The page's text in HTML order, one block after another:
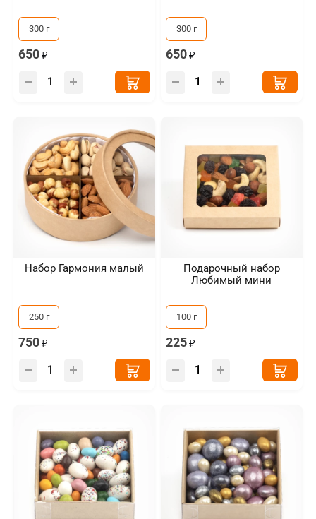
300 г
650
300 г
650
Набор Гармония малый
250 г
750
Подарочный набор
Любимый мини
100 г
225